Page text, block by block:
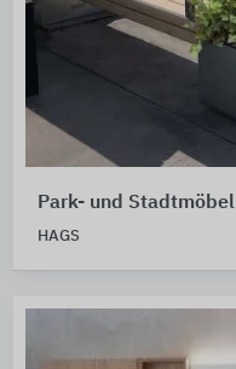
Park- und Stadtmöbel
HAGS